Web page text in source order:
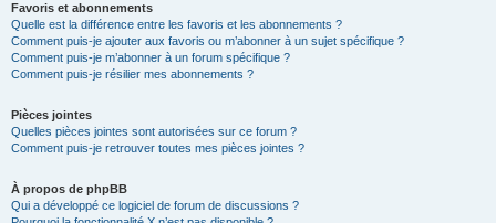
Favoris et abonnements
Quelle est la différence entre les favoris et les abonnements ?
Comment puis-je ajouter aux favoris ou m’abonner à un sujet spécifique ?
Comment puis-je m’abonner à un forum spécifique ?
Comment puis-je résilier mes abonnements ?
Pièces jointes
Quelles pièces jointes sont autorisées sur ce forum ?
Comment puis-je retrouver toutes mes pièces jointes ?
À propos de phpBB
Qui a développé ce logiciel de forum de discussions ?